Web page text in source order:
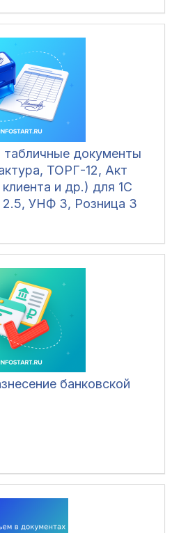
документы
ТОРГ-12, Акт
и др.) для 1С
2.5, УНФ 3, Розница 3
банковской